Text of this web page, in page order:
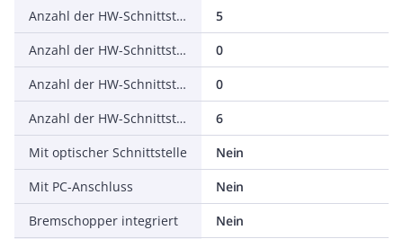
Anzahl der HW-Schnittstellen seriell TTY
5
Anzahl der HW-Schnittstellen USB
0
Anzahl der HW-Schnittstellen parallel
0
Anzahl der HW-Schnittstellen sonstige
6
Mit optischer Schnittstelle
Nein
Mit PC-Anschluss
Nein
Bremschopper integriert
Nein